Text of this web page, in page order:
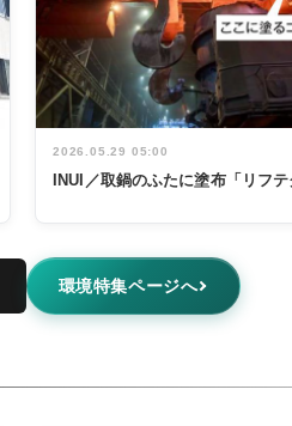
2026.05.29 05:00
INUI／取鍋のふたに塗布「リフテ
環境特集ページへ